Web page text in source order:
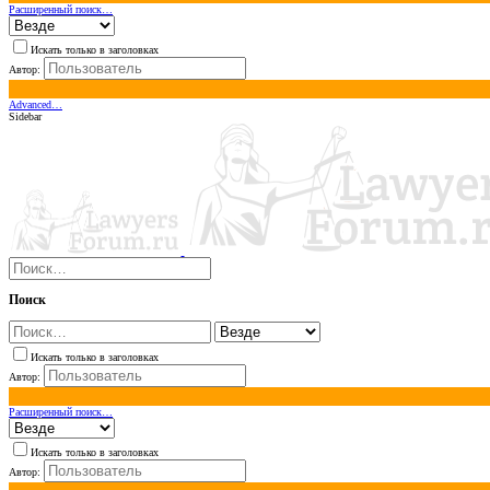
Расширенный поиск…
Искать только в заголовках
Автор:
Advanced…
Sidebar
Поиск
Искать только в заголовках
Автор:
Расширенный поиск…
Искать только в заголовках
Автор: